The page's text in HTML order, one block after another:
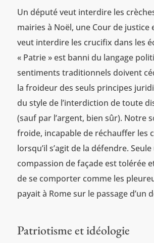
Un député veut interdire les
mairies à Noël, une Cour de justice
veut interdire les crucifix dans les
« Patrie » est banni du langage
sentiments traditionnels doivent
la froideur des seuls principes
du style de l’interdiction de toute
(sauf par l’argent, bien sûr). Notre
froide, incapable de réchauffer les
lorsqu’il s’agit de la défendre.
compassion de façade est tolérée
de se comporter comme les
payait à Rome sur le passage d’un
Patriotisme et idéologie